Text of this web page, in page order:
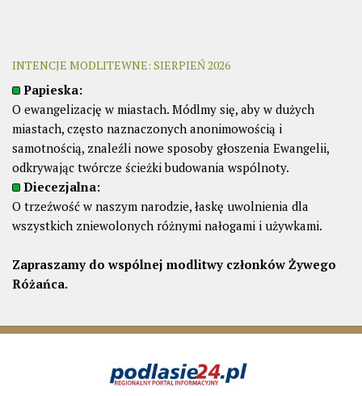
INTENCJE MODLITEWNE: SIERPIEŃ 2026
Papieska:
O ewangelizację w miastach. Módlmy się, aby w dużych
miastach, często naznaczonych anonimowością i
samotnością, znaleźli nowe sposoby głoszenia Ewangelii,
odkrywając twórcze ścieżki budowania wspólnoty.
Diecezjalna:
O trzeźwość w naszym narodzie, łaskę uwolnienia dla
wszystkich zniewolonych różnymi nałogami i używkami.
Zapraszamy do wspólnej modlitwy członków Żywego
Różańca.